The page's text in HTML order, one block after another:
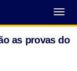
Abrir
Menu
as provas do